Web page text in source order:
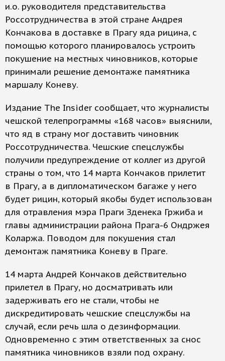
и.о. руководителя представительства
Россотрудничества в этой стране Андрея
Кончакова в доставке в Прагу яда рицина, с
помощью которого планировалось устроить
покушение на местных чиновников, которые
принимали решение демонтаже памятника
маршалу Коневу.
Издание The Insider сообщает, что журналисты
чешской телепрограммы «168 часов» выяснили,
что яд в страну мог доставить чиновник
Россотрудничества. Чешские спецслужбы
получили предупреждение от коллег из другой
страны о том, что 14 марта Кончаков прилетит
в Прагу, а в дипломатическом багаже у него
будет рицин, который якобы будет использован
для отравления мэра Праги Зденека Гржиба и
главы администрации района Прага-6 Ондржея
Коларжа. Поводом для покушения стал
демонтаж памятника Коневу в Праге.
14 марта Андрей Кончаков действительно
прилетел в Прагу, но досматривать или
задерживать его не стали, чтобы не
дискредитировать чешские спецслужбы на
случай, если речь шла о дезинформации.
Одновременно с этим ответственных за снос
памятника чиновников взяли под охрану.